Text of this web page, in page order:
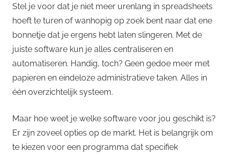
Stel je voor dat je niet meer urenlang in spreadsheets
hoeft te turen of wanhopig op zoek bent naar dat ene
bonnetje dat je ergens hebt laten slingeren. Met de
juiste software kun je alles centraliseren en
automatiseren. Handig, toch? Geen gedoe meer met
papieren en eindeloze administratieve taken. Alles in
één overzichtelijk systeem.
Maar hoe weet je welke software voor jou geschikt is?
Er zijn zoveel opties op de markt. Het is belangrijk om
te kiezen voor een programma dat specifiek